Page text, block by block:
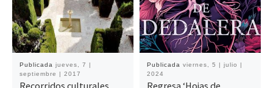
Publicada jueves, 7 |
septiembre | 2017
Recorridos culturales
Publicada viernes, 5 | julio |
2024
Regresa ‘Hojas de